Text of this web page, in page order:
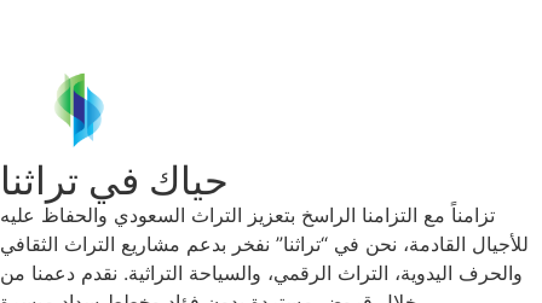
حياك في تراثنا
تزامناً مع التزامنا الراسخ بتعزيز التراث السعودي والحفاظ عليه
للأجيال القادمة، نحن في “تراثنا” نفخر بدعم مشاريع التراث الثقافي
والحرف اليدوية، التراث الرقمي، والسياحة التراثية. نقدم دعمنا من